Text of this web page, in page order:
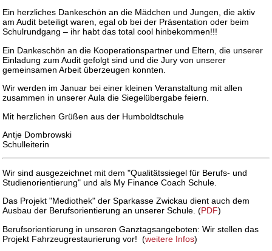
Ein herzliches Dankeschön an die Mädchen und Jungen, die aktiv
am Audit beteiligt waren, egal ob bei der Präsentation oder beim
Schulrundgang – ihr habt das total cool hinbekommen!!!
Ein Dankeschön an die Kooperationspartner und Eltern, die unserer
Einladung zum Audit gefolgt sind und die Jury von unserer
gemeinsamen Arbeit überzeugen konnten.
Wir werden im Januar bei einer kleinen Veranstaltung mit allen
zusammen in unserer Aula die Siegelübergabe feiern.
Mit herzlichen Grüßen aus der Humboldtschule
Antje Dombrowski
Schulleiterin
Wir sind ausgezeichnet mit dem "Qualitätssiegel für Berufs- und
Studienorientierung" und als My Finance Coach Schule.
Das Projekt "Mediothek" der Sparkasse Zwickau dient auch dem
Ausbau der Berufsorientierung an unserer Schule. (PDF)
Berufsorientierung in unseren Ganztagsangeboten: Wir stellen das
Projekt Fahrzeugrestaurierung vor! (weitere Infos)